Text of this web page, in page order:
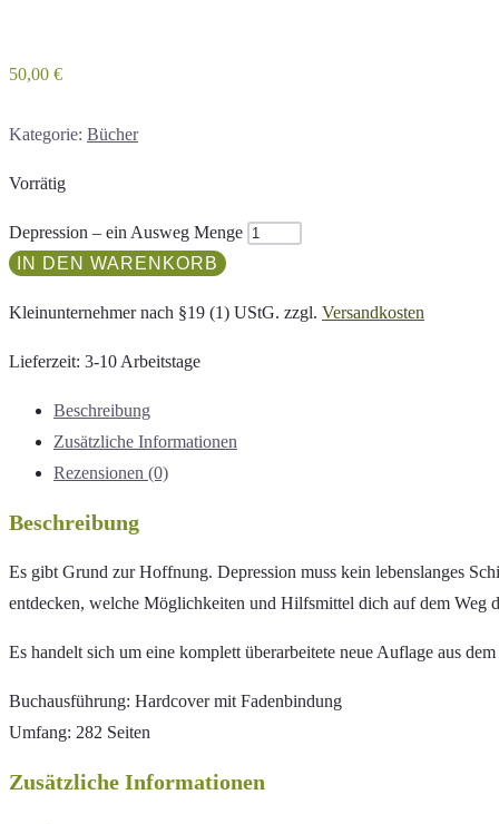
50,00 €
Kategorie: Bücher
Vorrätig
Depression – ein Ausweg Menge
IN DEN WARENKORB
Kleinunternehmer nach §19 (1) UStG. zzgl. Versandkosten
Lieferzeit: 3-10 Arbeitstage
Beschreibung
Zusätzliche Informationen
Rezensionen (0)
Beschreibung
Es gibt Grund zur Hoffnung. Depression muss kein lebenslanges
entdecken, welche Möglichkeiten und Hilfsmittel dich auf dem Weg
Es handelt sich um eine komplett überarbeitete neue Auflage aus
Buchausführung: Hardcover mit Fadenbindung
Umfang: 282 Seiten
Zusätzliche Informationen